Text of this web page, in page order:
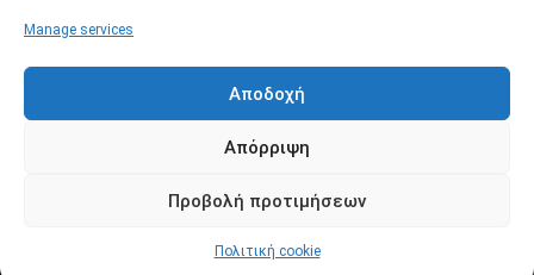
Manage services
Αποδοχή
Απόρριψη
Προβολή προτιμήσεων
Πολιτική cookie
viohal . All rights reserved. Powered by |